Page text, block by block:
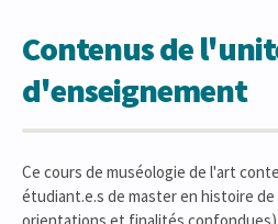
Contenus de
d'enseignement
Ce cours de muséologie de l'art
étudiant.e.s de master en histoire